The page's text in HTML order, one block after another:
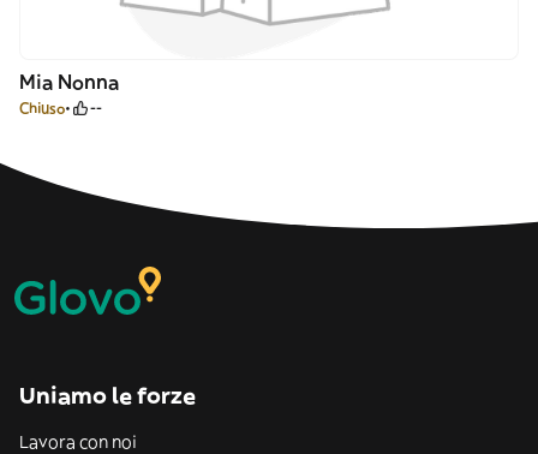
Mia Nonna
Chiuso --
Uniamo le forze
Lavora con noi